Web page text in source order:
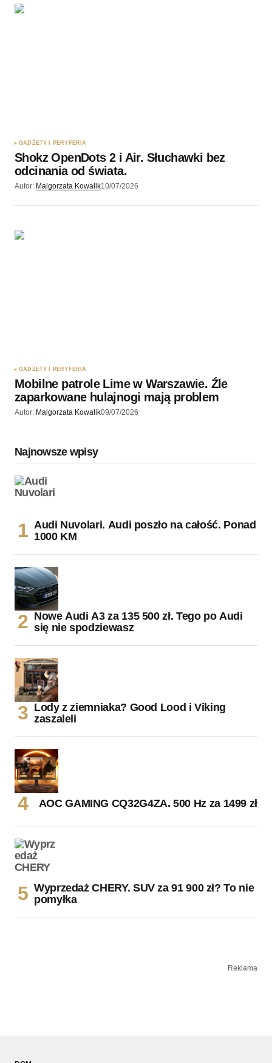
GADŻETY I PERYFERIA
Shokz OpenDots 2 i Air. Słuchawki bez
odcinania od świata.
Autor: Malgorzata Kowalik10/07/2026
GADŻETY I PERYFERIA
Mobilne patrole Lime w Warszawie. Źle
zaparkowane hulajnogi mają problem
Autor: Malgorzata Kowalik09/07/2026
Najnowsze wpisy
Audi Nuvolari. Audi poszło na całość. Ponad
1000 KM
Nowe Audi A3 za 135 500 zł. Tego po Audi
się nie spodziewasz
Lody z ziemniaka? Good Lood i Viking
zaszaleli
AOC GAMING CQ32G4ZA. 500 Hz za 1499 zł
Wyprzedaż CHERY. SUV za 91 900 zł? To nie
pomyłka
Reklama